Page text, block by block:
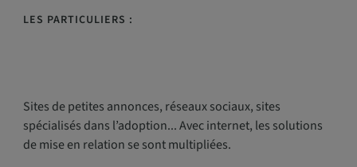
LES PARTICULIERS :
Sites de petites annonces, réseaux sociaux, sites
spécialisés dans l’adoption... Avec internet, les solutions
de mise en relation se sont multipliées.